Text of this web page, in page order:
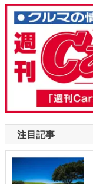
注目記事